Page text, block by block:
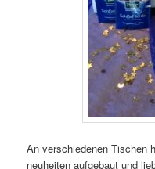
An verschiedenen Tischen
neuheiten aufgebaut und